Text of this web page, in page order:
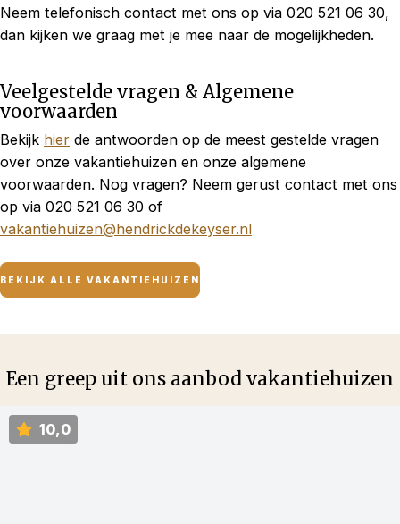
Neem telefonisch contact met ons op via 020 521 06 30,
dan kijken we graag met je mee naar de mogelijkheden.
Veelgestelde vragen & Algemene
voorwaarden
Bekijk hier de antwoorden op de meest gestelde vragen
over onze vakantiehuizen en onze algemene
voorwaarden. Nog vragen? Neem gerust contact met ons
op via 020 521 06 30 of
vakantiehuizen@hendrickdekeyser.nl
BEKIJK ALLE VAKANTIEHUIZEN
Een greep uit ons aanbod vakantiehuizen
10,0